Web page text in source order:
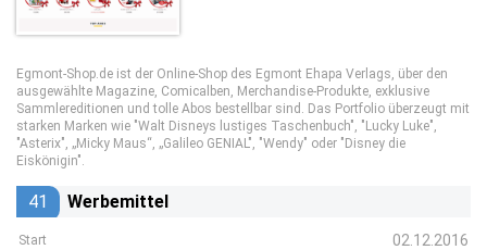
Egmont-Shop.de ist der Online-Shop des Egmont Ehapa Verlags, über den
ausgewählte Magazine, Comicalben, Merchandise-Produkte, exklusive
Sammlereditionen und tolle Abos bestellbar sind. Das Portfolio überzeugt mit
starken Marken wie "Walt Disneys lustiges Taschenbuch", "Lucky Luke",
"Asterix", „Micky Maus“, „Galileo GENIAL", "Wendy" oder "Disney die
Eiskönigin".
41 Werbemittel
Start 02.12.2016